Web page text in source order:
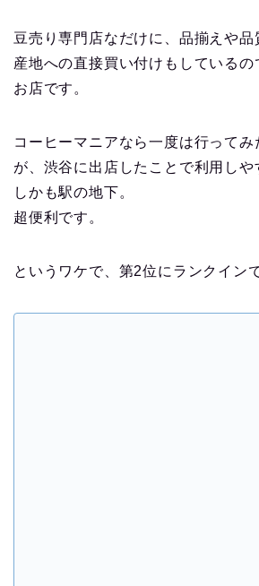
豆売り専門店なだけに、品揃えや品
産地への直接買い付けもしているの
お店です。
コーヒーマニアなら一度は行ってみ
が、渋谷に出店したことで利用しや
しかも駅の地下。
超便利です。
というワケで、第2位にランクイン